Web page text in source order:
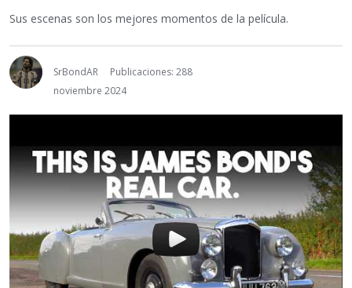
Sus escenas son los mejores momentos de la película.
SrBondAR
Publicaciones: 288
noviembre 2024